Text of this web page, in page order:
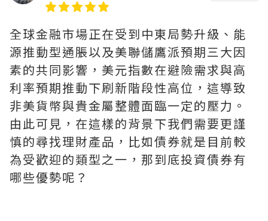
全球金融市場正在受到中東局勢升級、能
源推動型通脹以及美聯儲鷹派預期三大因
素的共同影響，美元指數在避險需求與高
利率預期推動下刷新階段性高位，這導致
非美貨幣與貴金屬整體面臨一定的壓力。
由此可見，在這樣的背景下我們需要更謹
慎的尋找理財產品，比如債券就是目前較
為受歡迎的類型之一，那到底投資債券有
哪些優勢呢？